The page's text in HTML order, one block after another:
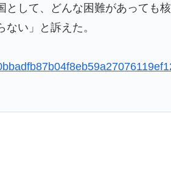
のネットが面白すぎたんだ」1995〜
まったね」「韓国は監督の問題が
留の可能性を会長が示唆！移籍金が
して、どんな困難があっても
い」と訴えた。